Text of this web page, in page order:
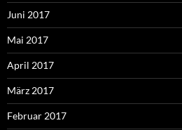
Juni 2017
Mai 2017
April 2017
März 2017
Februar 2017